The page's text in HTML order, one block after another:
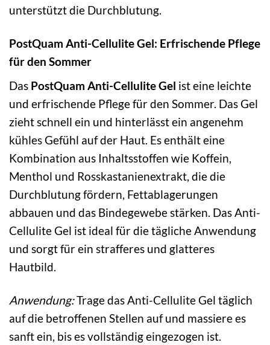
unterstützt die Durchblutung.
PostQuam Anti-Cellulite Gel: Erfrischende Pflege
für den Sommer
Das PostQuam Anti-Cellulite Gel ist eine leichte
und erfrischende Pflege für den Sommer. Das Gel
zieht schnell ein und hinterlässt ein angenehm
kühles Gefühl auf der Haut. Es enthält eine
Kombination aus Inhaltsstoffen wie Koffein,
Menthol und Rosskastanienextrakt, die die
Durchblutung fördern, Fettablagerungen
abbauen und das Bindegewebe stärken. Das Anti-
Cellulite Gel ist ideal für die tägliche Anwendung
und sorgt für ein strafferes und glatteres
Hautbild.
Anwendung:Trage das Anti-Cellulite Gel täglich
auf die betroffenen Stellen auf und massiere es
sanft ein, bis es vollständig eingezogen ist.